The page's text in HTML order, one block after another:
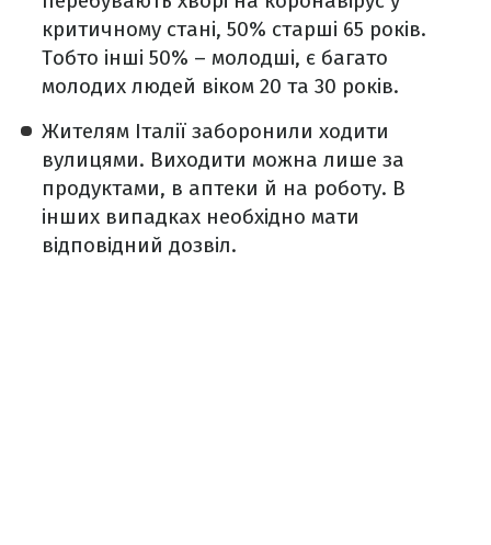
критичному стані, 50% старші 65 років.
Тобто інші 50% – молодші, є багато
молодих людей віком 20 та 30 років.
Жителям Італії заборонили ходити
вулицями. Виходити можна лише за
продуктами, в аптеки й на роботу. В
інших випадках необхідно мати
відповідний дозвіл.